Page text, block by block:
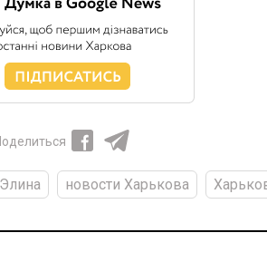
новости Харькова